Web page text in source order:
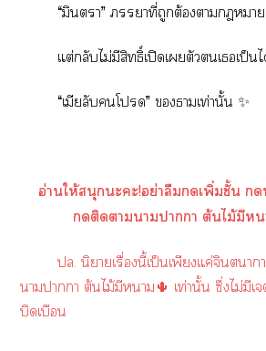
“มินตรา” าที่ถูกต้องาา
แต่กลับไม่มีสิทธิ์เปิดเตัวเเป็น
“เมียลับโ” ธามเท่านั้น ✨
อ่านให้สนุกะะ!อย่าลืมเพิ่มชั้น
ติดาาาา ต้นไม้มี
ปล. นิยายเรื่องนี้เป็นเพียงแค่จินตนาก
าาา ต้นไม้มีา🌵 เท่านั้น ซึ่งไม่มีเ
บิดเบือน